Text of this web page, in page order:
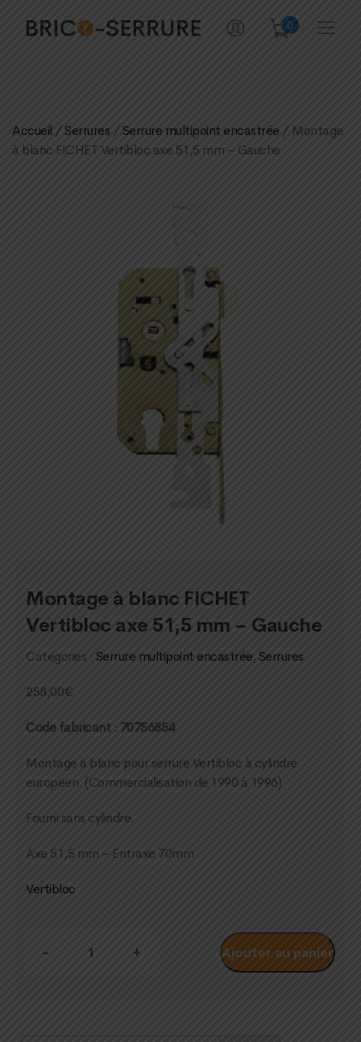
0
Accueil /Serrures /Serrure multipoint encastrée / Montage
à blanc FICHET Vertibloc axe 51,5 mm – Gauche
Montage à blanc FICHET
Vertibloc axe 51,5 mm – Gauche
Catégories : Serrure multipoint encastrée,Serrures
258,00€
Code fabricant : 70756854
Montage à blanc pour serrure Vertibloc à cylindre
européen. (Commercialisation de 1990 à 1996)
Fourni sans cylindre.
Axe 51,5 mm – Entraxe 70mm
Vertibloc
Quantité Ajouter au panier